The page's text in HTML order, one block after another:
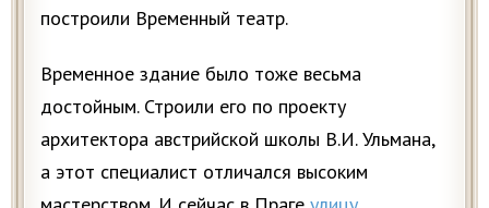
построили Временный театр.
Временное здание было тоже весьма
достойным. Строили его по проекту
архитектора австрийской школы В.И. Ульмана,
а этот специалист отличался высоким